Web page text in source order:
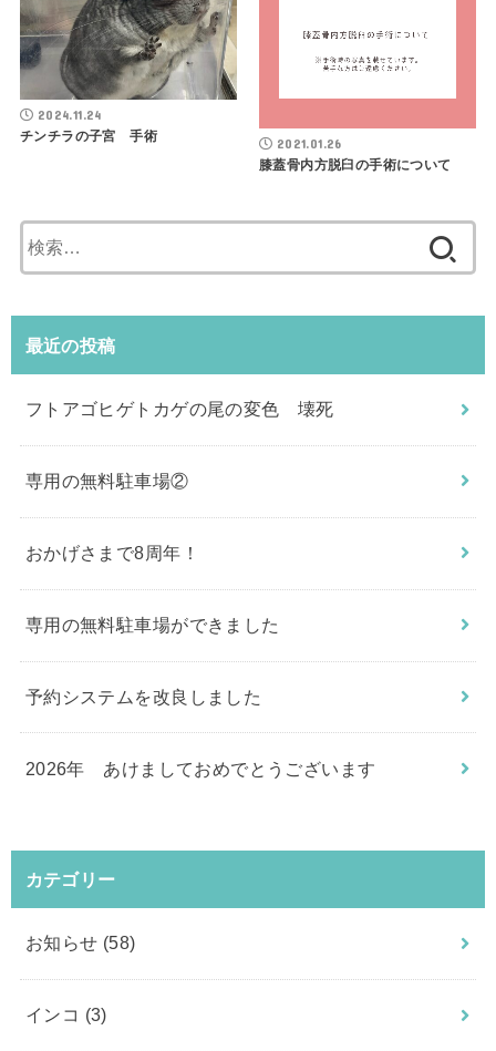
2024.11.24
チンチラの子宮 手術 2021.01.26
膝蓋骨内方脱臼の手術について
索:
最近の投稿
フトアゴヒゲトカゲの尾の変色 壊死
専用の無料駐車場②
おかげさまで8周年！
専用の無料駐車場ができました
予約システムを改良しました
2026年 あけましておめでとうございます
カテゴリー
お知らせ (58)
インコ (3)